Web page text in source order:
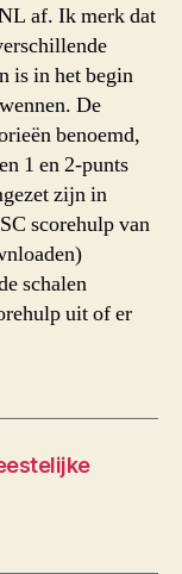
af. Ik merk dat
is in het begin
De
benoemd,
1 en 2-punts
zijn in
scorehulp van
schalen
uit of er